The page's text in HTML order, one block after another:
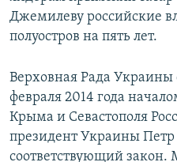
Джемилеву российские
полуостров на пять лет.
Верховная Рада Украины
февраля 2014 года
Крыма и Севастополя
президент Украины
соответствующий